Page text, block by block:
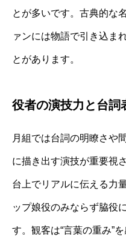
とが多いです。古典的な
ァンには物語で引き込ま
とがあります。
役者の演技力と台詞
月組では台詞の明瞭さや
に描き出す演技が重要視
台上でリアルに伝える力
ップ娘役のみならず脇役
す。観客は“言葉の重み”